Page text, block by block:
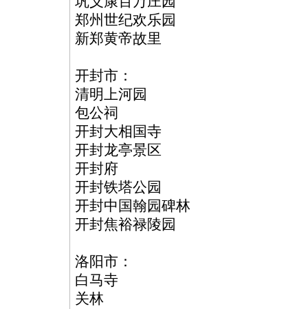
郑州世纪欢乐园
新郑黄帝故里
开封市：
清明上河园
包公祠
开封大相国寺
开封龙亭景区
开封府
开封铁塔公园
开封中国翰园碑林
开封焦裕禄陵园
洛阳市：
白马寺
关林